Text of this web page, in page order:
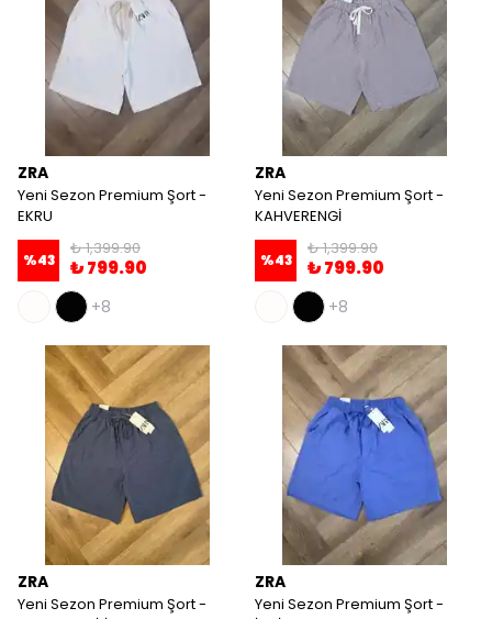
ZRA
Yeni Sezon Premium Şort -
EKRU
%43
₺ 1,399.90
₺ 799.90
+8
ZRA
Yeni Sezon Premium Şort -
KAHVERENGİ
%43
₺ 1,399.90
₺ 799.90
+8
ZRA
Yeni Sezon Premium Şort -
ZRA
Yeni Sezon Premium Şort -